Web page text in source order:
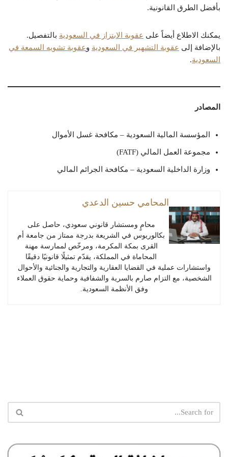
بأفضل الطرق القانونية.
يمكنك الاطلاع أيضاً على عقوبة الابتزاز في السعودية بالتفصيل.
بالإضافة إلى عقوبة التشهير في السعودية وعقوبة تشويه السمعة في
السعودية.
المصادر
المؤسسة المالية السعودية – مكافحة غسل الأموال
مجموعة العمل المالي (FATF)
وزارة الداخلية السعودية – مكافحة الجرائم المالي
المحامي حسين الدعدي
محامٍ ومستشار قانوني سعودي، حاصل على
بكالوريوس في الشريعة بدرجة ممتاز من جامعة أم
القرى بمكة المكرمة، ومرخّص لممارسة مهنة
المحاماة في المملكة، يقدّم تمثيلًا قانونيًا دقيقًا
واستشارات عملية في القضايا العقارية والتجارية والجنائية والأحوال
الشخصية، مع التزام صارم بالسرية والشفافية وحماية حقوق العملاء
وفق الأنظمة السعودية.